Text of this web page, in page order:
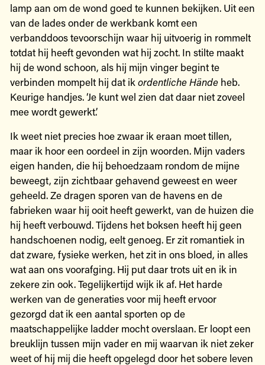
lamp aan om de wond goed te kunnen bekijken. Uit een
van de lades onder de werkbank komt een
verbanddoos tevoorschijn waar hij uitvoerig in rommelt
totdat hij heeft gevonden wat hij zocht. In stilte maakt
hij de wond schoon, als hij mijn vinger begint te
verbinden mompelt hij dat ik ordentliche Händeheb.
Keurige handjes. ‘Je kunt wel zien dat daar niet zoveel
mee wordt gewerkt.’
Ik weet niet precies hoe zwaar ik eraan moet tillen,
maar ik hoor een oordeel in zijn woorden. Mijn vaders
eigen handen, die hij behoedzaam rondom de mijne
beweegt, zijn zichtbaar gehavend geweest en weer
geheeld. Ze dragen sporen van de havens en de
fabrieken waar hij ooit heeft gewerkt, van de huizen die
hij heeft verbouwd. Tijdens het boksen heeft hij geen
handschoenen nodig, eelt genoeg. Er zit romantiek in
dat zware, fysieke werken, het zit in ons bloed, in alles
wat aan ons voorafging. Hij put daar trots uit en ik in
zekere zin ook. Tegelijkertijd wijk ik af. Het harde
werken van de generaties voor mij heeft ervoor
gezorgd dat ik een aantal sporten op de
maatschappelijke ladder mocht overslaan. Er loopt een
breuklijn tussen mijn vader en mij waarvan ik niet zeker
weet of hij mij die heeft opgelegd door het sobere leven